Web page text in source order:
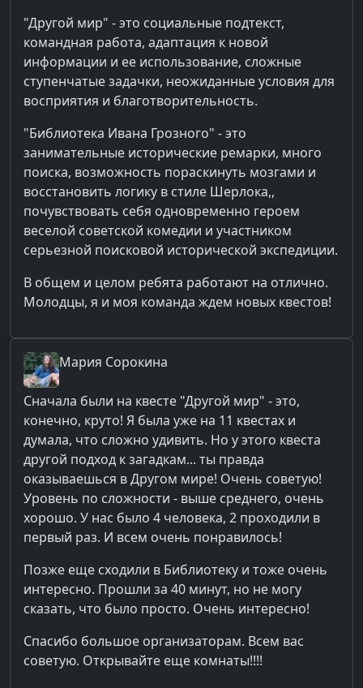
"Другой мир" - это социальные подтекст,
командная работа, адаптация к новой
информации и ее использование, сложные
ступенчатые задачки, неожиданные условия для
восприятия и благотворительность.
"Библиотека Ивана Грозного" - это
занимательные исторические ремарки, много
поиска, возможность пораскинуть мозгами и
восстановить логику в стиле Шерлока,,
почувствовать себя одновременно героем
веселой советской комедии и участником
серьезной поисковой исторической экспедиции.
В общем и целом ребята работают на отлично.
Молодцы, я и моя команда ждем новых квестов!
Мария Сорокина
Сначала были на квесте "Другой мир" - это,
конечно, круто! Я была уже на 11 квестах и
думала, что сложно удивить. Но у этого квеста
другой подход к загадкам... ты правда
оказываешься в Другом мире! Очень советую!
Уровень по сложности - выше среднего, очень
хорошо. У нас было 4 человека, 2 проходили в
первый раз. И всем очень понравилось!
Позже еще сходили в Библиотеку и тоже очень
интересно. Прошли за 40 минут, но не могу
сказать, что было просто. Очень интересно!
Спасибо большое организаторам. Всем вас
советую. Открывайте еще комнаты!!!!